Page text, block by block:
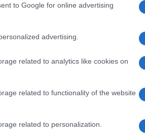
to Google for online advertising
advertising.
related to analytics like cookies on
related to functionality of the website
related to personalization.
disposerait d’un
Alex Ferguson
dans le top 10 et qui
monde est en mesure
des pays où ils sont en